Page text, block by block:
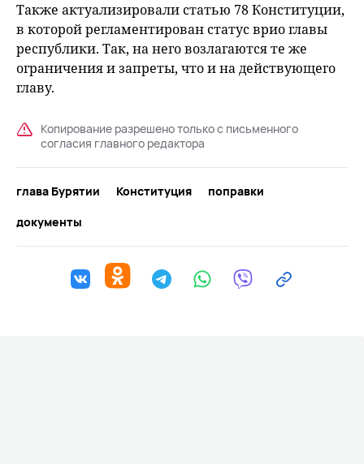
Также актуализировали статью 78 Конституции,
в которой регламентирован статус врио главы
республики. Так, на него возлагаются те же
ограничения и запреты, что и на действующего
главу.
Копирование разрешено только с письменного
согласия главного редактора
глава Бурятии Конституция
поправки
документы